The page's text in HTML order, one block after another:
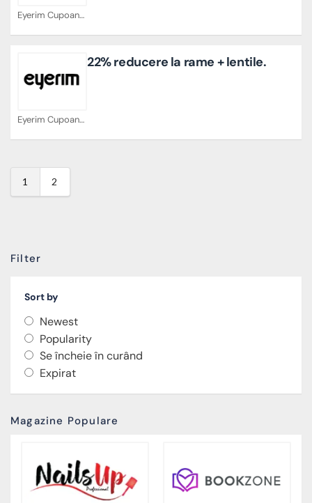
Eyerim Cupoane
Eyerim Cupoane
22% reducere la rame + lentile.
1 2
Filter
Sort by
Newest
Popularity
Se încheie în curând
Expirat
Magazine Populare